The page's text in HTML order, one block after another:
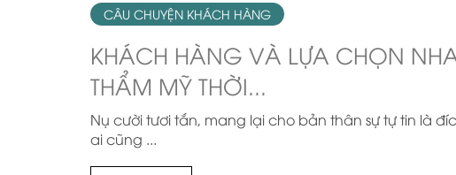
CÂU CHUYỆN KHÁCH HÀNG
KHÁCH HÀNG VÀ LỰA CHỌN
THẨM MỸ THỜI...
Nụ cười tươi tắn, mang lại cho bản thân sự tự tin là
ai cũng ...